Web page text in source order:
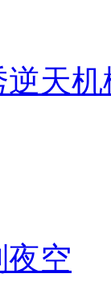
天机
夜空